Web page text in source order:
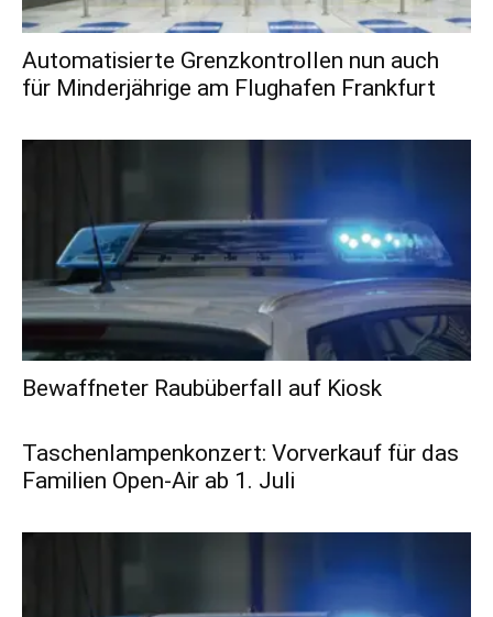
Automatisierte Grenzkontrollen nun auch
für Minderjährige am Flughafen Frankfurt
Bewaffneter Raubüberfall auf Kiosk
Taschenlampenkonzert: Vorverkauf für das
Familien Open-Air ab 1. Juli